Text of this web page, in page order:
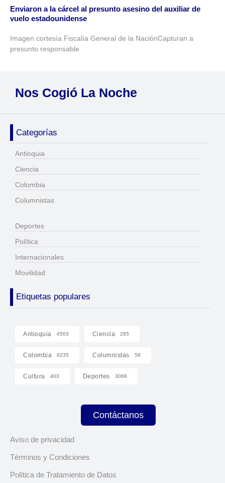
Enviaron a la cárcel al presunto asesino del auxiliar de
vuelo estadounidense
Imagen cortesía Fiscalía General de la NaciónCapturan a
presunto responsable
Nos Cogió La Noche
Categorías
Antioquia
Ciencia
Colombia
Columnistas
Deportes
Política
Internacionales
Movilidad
Etiquetas populares
Antioquia 4503 Ciencia 285
Colombia 6235 Columnistas 58
Cultura 403 Deportes 3068
Contáctanos
Aviso de privacidad
Términos y Condiciones
Política de Tratamiento de Datos